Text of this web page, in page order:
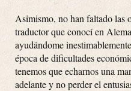
Asimismo, no han faltado las
traductor que conocí en
ayudándome
época de dificultades
tenemos que echarnos una
adelante y no perder el